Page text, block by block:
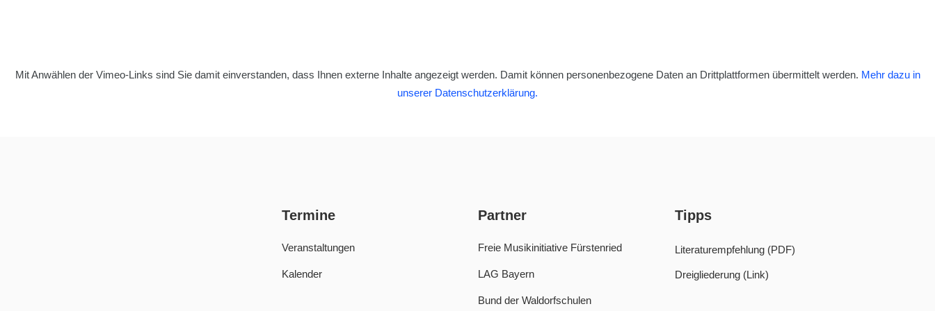
Mit Anwählen der Vimeo-Links sind Sie damit einverstanden, dass Ihnen externe Inhalte angezeigt werden. Damit können personenbezogene Daten an Drittplattformen übermittelt werden. Mehr dazu in
unserer Datenschutzerklärung.
Termine
Veranstaltungen
Kalender
Partner
Freie Musikinitiative Fürstenried
LAG Bayern
Bund der Waldorfschulen
Tipps
Literaturempfehlung (PDF)
Dreigliederung (Link)